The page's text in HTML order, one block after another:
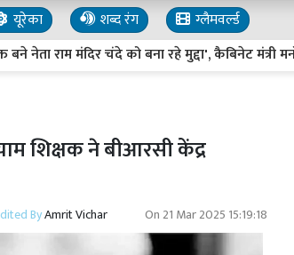
यूरेका शब्द रंग
ग्लैमवर्ल्ड
मंदिर चंदे को बना रहे मुद्दा', कैबिनेट मंत्री मनोज
शिक्षक ने बीआरसी केंद्र
ByAmrit Vichar On 21 Mar 2025 15:19:18